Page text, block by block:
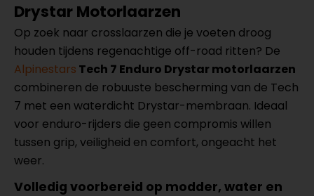
Drystar Motorlaarzen
Op zoek naar crosslaarzen die je voeten droog
houden tijdens regenachtige off-road ritten? De
Alpinestars Tech 7 Enduro Drystar motorlaarzen
combineren de robuuste bescherming van de Tech
7 met een waterdicht Drystar-membraan. Ideaal
voor enduro-rijders die geen compromis willen
tussen grip, veiligheid en comfort, ongeacht het
weer.
Volledig voorbereid op modder, water en